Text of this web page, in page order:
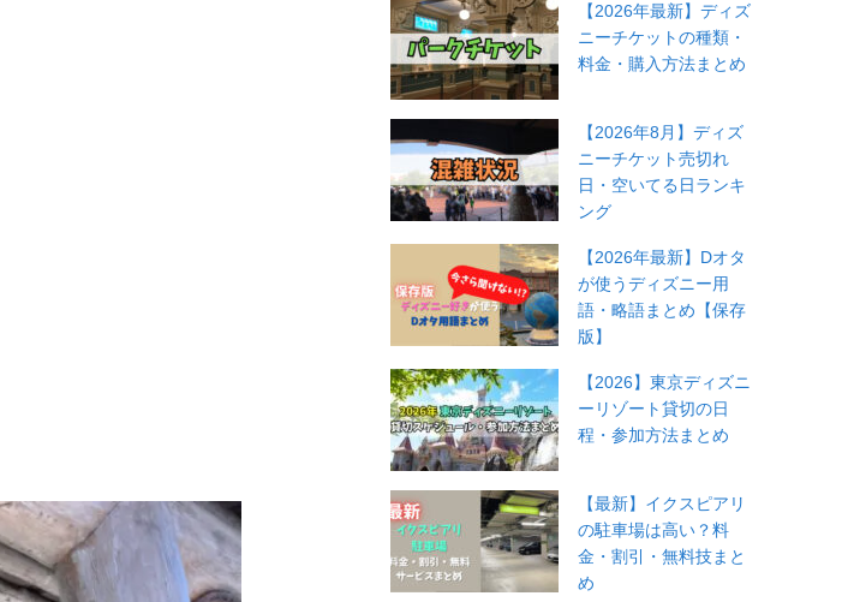
【2026年最新】ディズ
ニーチケットの種類・
料金・購入方法まとめ
【2026年8月】ディズ
ニーチケット売切れ
日・空いてる日ランキ
ング
【2026年最新】Dオタ
が使うディズニー用
語・略語まとめ【保存
版】
【2026】東京ディズニ
ーリゾート貸切の日
程・参加方法まとめ
【最新】イクスピアリ
の駐車場は高い？料
金・割引・無料技まと
め